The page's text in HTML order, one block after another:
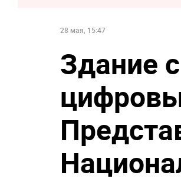
28 мая, 15:47
Здание